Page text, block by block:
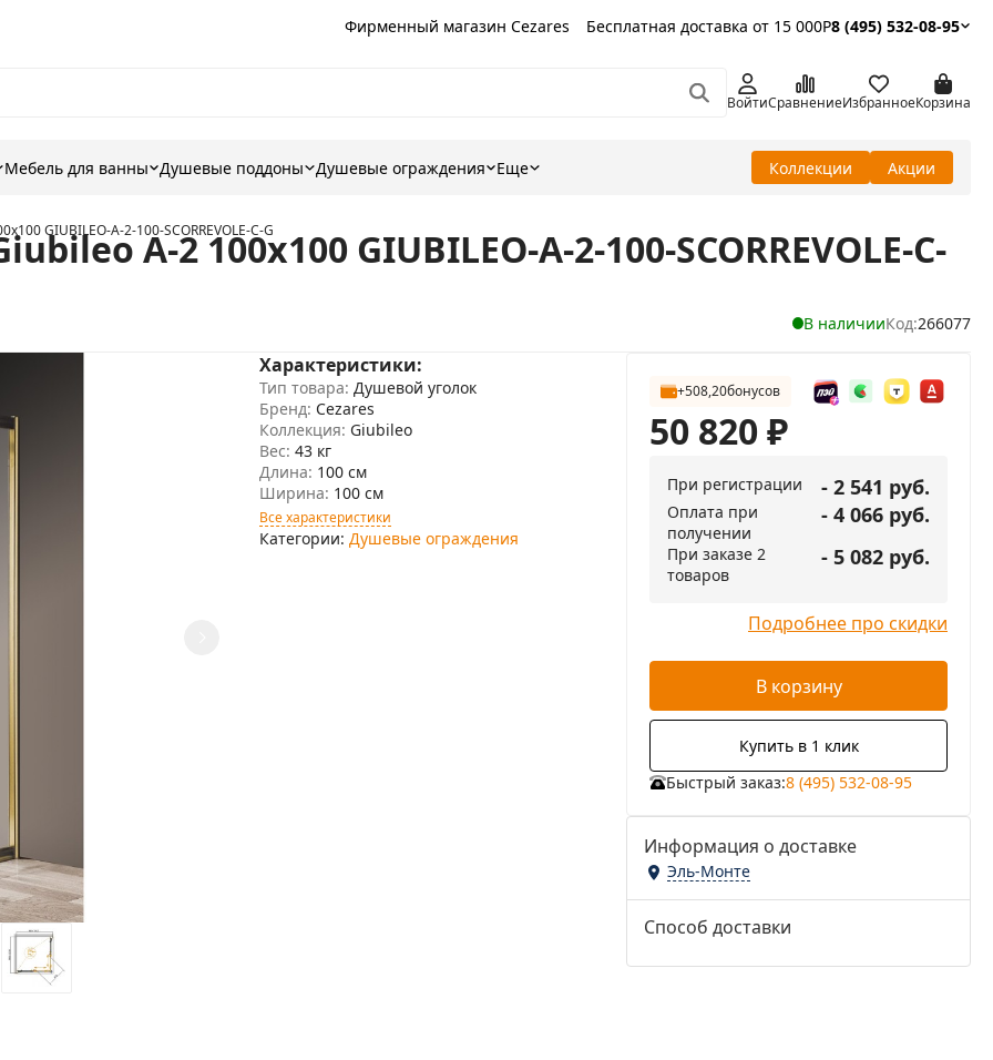
Фирменный магазин Cezares Бесплатная доставка от 15 000Р8 (495) 532-08-95
ВойтиСравнениеИзбранноеКорзина
Мебель для ванны Душевые поддоны Душевые ограждения Еще Коллекции Акции
GIUBILEO-A-2-100-SCORREVOLE-C-G
A-2 100х100 GIUBILEO-A-2-100-SCORREVOLE-C-
В наличииКод:266077
Характеристики:
Тип товара: Душевой уголок
Бренд: Cezares
Коллекция: Giubileo
Вес: 43 кг
Длина: 100 см
Ширина: 100 см
Все характеристики
Категории: Душевые ограждения
+508,20бонусов
50 820₽
При регистрации - 2 541 руб.
Оплата при
получении
- 4 066 руб.
При заказе 2
товаров
- 5 082 руб.
Подробнее про скидки
В корзину
Купить в 1 клик
Быстрый заказ:8 (495) 532-08-95
Информация о доставке
Эль-Монте
Способ доставки